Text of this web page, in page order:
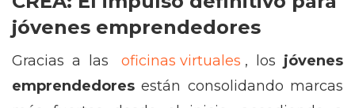
jóvenes emprendedores
Gracias a las oficinas virtuales , los jóvenes
emprendedores están consolidando marcas